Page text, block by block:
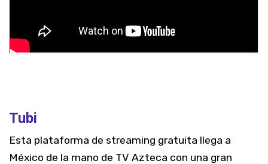
Tubi
Esta plataforma de streaming gratuita llega a
México de la mano de TV Azteca con una gran